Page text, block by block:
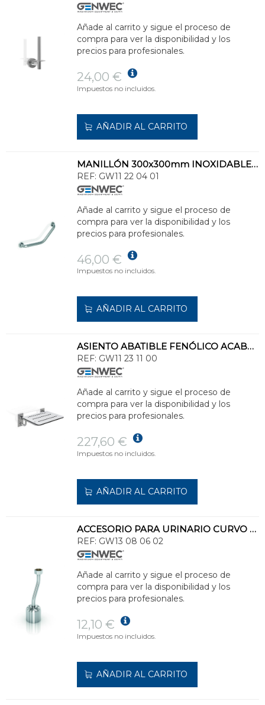
Añade al carrito y sigue el proceso de
compra para ver la disponibilidad y los
precios para profesionales.
24,00 €
Impuestos no incluidos.
AÑADIR AL CARRITO
MANILLÓN 300x300mm INOXIDABLE SATINADO
REF: GW11 22 04 01
Añade al carrito y sigue el proceso de
compra para ver la disponibilidad y los
precios para profesionales.
46,00 €
Impuestos no incluidos.
AÑADIR AL CARRITO
ASIENTO ABATIBLE FENÓLICO ACABADO SATINADO
REF: GW11 23 11 00
Añade al carrito y sigue el proceso de
compra para ver la disponibilidad y los
precios para profesionales.
227,60 €
Impuestos no incluidos.
AÑADIR AL CARRITO
ACCESORIO PARA URINARIO CURVO DE 15,5cm
REF: GW13 08 06 02
Añade al carrito y sigue el proceso de
compra para ver la disponibilidad y los
precios para profesionales.
12,10 €
Impuestos no incluidos.
AÑADIR AL CARRITO